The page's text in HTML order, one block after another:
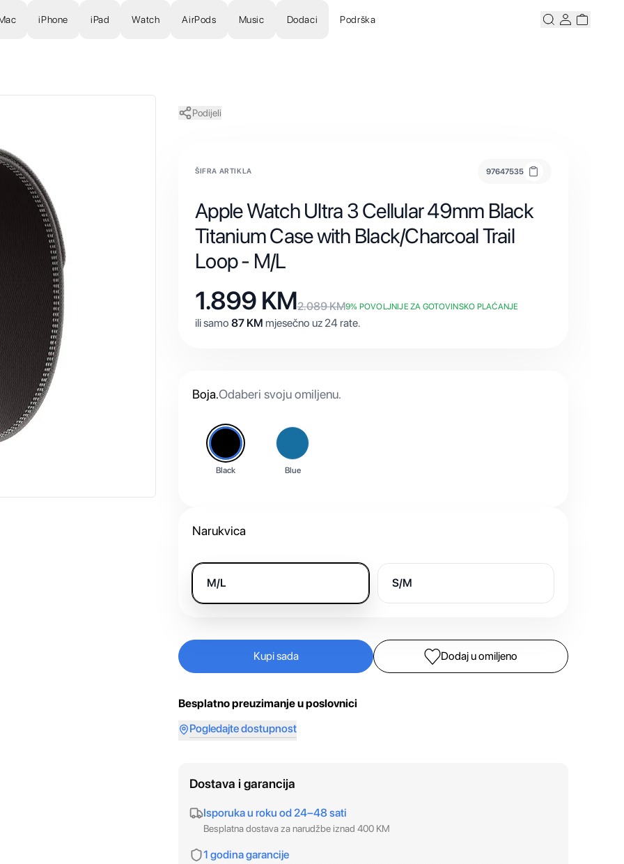
iPhone iPad Watch AirPods Music Dodaci Podrška PretražiKorisnicki
Podijeli
ŠIFRA ARTIKLA 97647535
Apple Watch Ultra 3 Cellular 49mm Black
Titanium Case with Black/Charcoal Trail
Loop - M/L
1.899 KM2.089KM9% POVOLJNIJE ZA GOTOVINSKO PLAĆANJE
ili samo 87 KM mjesečno uz 24 rate.
Boja.Odaberi svoju omiljenu.
Black Blue
Narukvica
M/L S/M
Kupi sada Dodaj u omiljeno
Besplatno preuzimanje u poslovnici
Pogledajte dostupnost
Dostava i garancija
Isporuka u roku od 24–48 sati
Besplatna dostava za narudžbe iznad 400 KM
1 godina garancije